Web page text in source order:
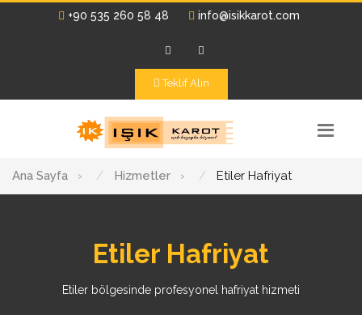
+90 535 260 58 48 info@isikkarot.com
Teklif Alın
Ana Sayfa › Hizmetler › Etiler Hafriyat
Etiler Hafriyat
Etiler bölgesinde profesyonel hafriyat hizmeti